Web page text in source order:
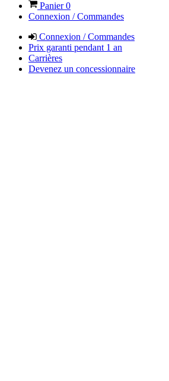
Panier0
Connexion / Commandes
Connexion / Commandes
Prix garanti pendant 1 an
Carrières
Devenez un concessionnaire